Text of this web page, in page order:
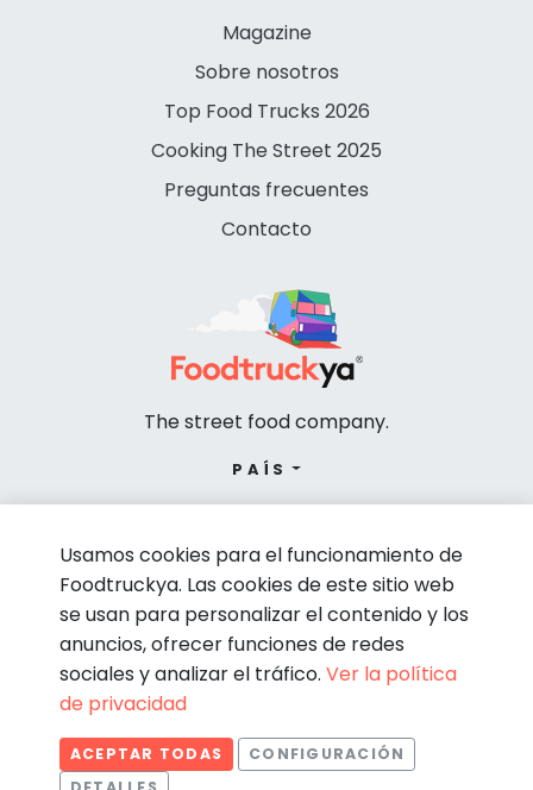
Magazine
Sobre nosotros
Top Food Trucks 2026
Cooking The Street 2025
Preguntas frecuentes
Contacto
The street food company.
PAÍS
© Foodtruckya 2026
Condiciones de contratación Política de privacidad
Usamos cookies para el funcionamiento de
Foodtruckya. Las cookies de este sitio web
se usan para personalizar el contenido y los
anuncios, ofrecer funciones de redes
sociales y analizar el tráfico. Ver la política
de privacidad
ACEPTAR TODAS
CONFIGURACIÓN